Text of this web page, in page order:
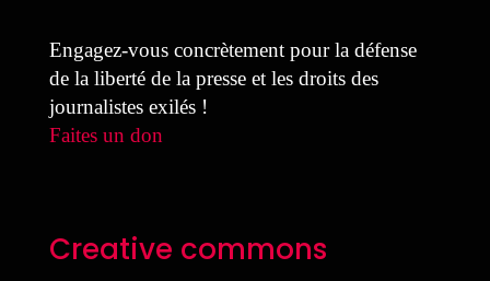
Engagez-vous concrètement pour la défense
de la liberté de la presse et les droits des
journalistes exilés !
Faites un don
Creative commons